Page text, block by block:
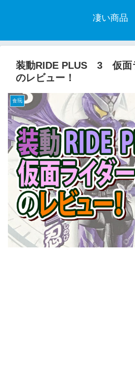
凄い商品
装動RIDE PLUS 3 仮面
のレビュー！
食玩